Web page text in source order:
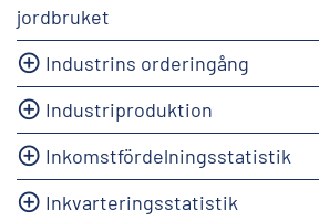
jordbruket
Industrins orderingång
Industriproduktion
Inkomstfördelningsstatistik
Inkvarteringsstatistik